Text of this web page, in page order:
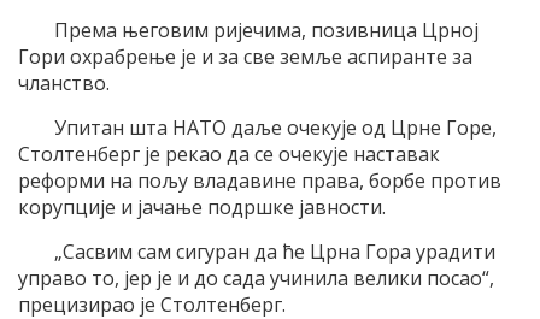
Према његовим ријечима, позивница Црној
Гори охрабрење је и за све земље аспиранте за
чланство.
Упитан шта НАТО даље очекује од Црне Горе,
Столтенберг је рекао да се очекује наставак
реформи на пољу владавине права, борбе против
корупције и јачање подршке јавности.
„Сасвим сам сигуран да ће Црна Гора урадити
управо то, јер је и до сада учинила велики посао“,
прецизирао је Столтенберг.